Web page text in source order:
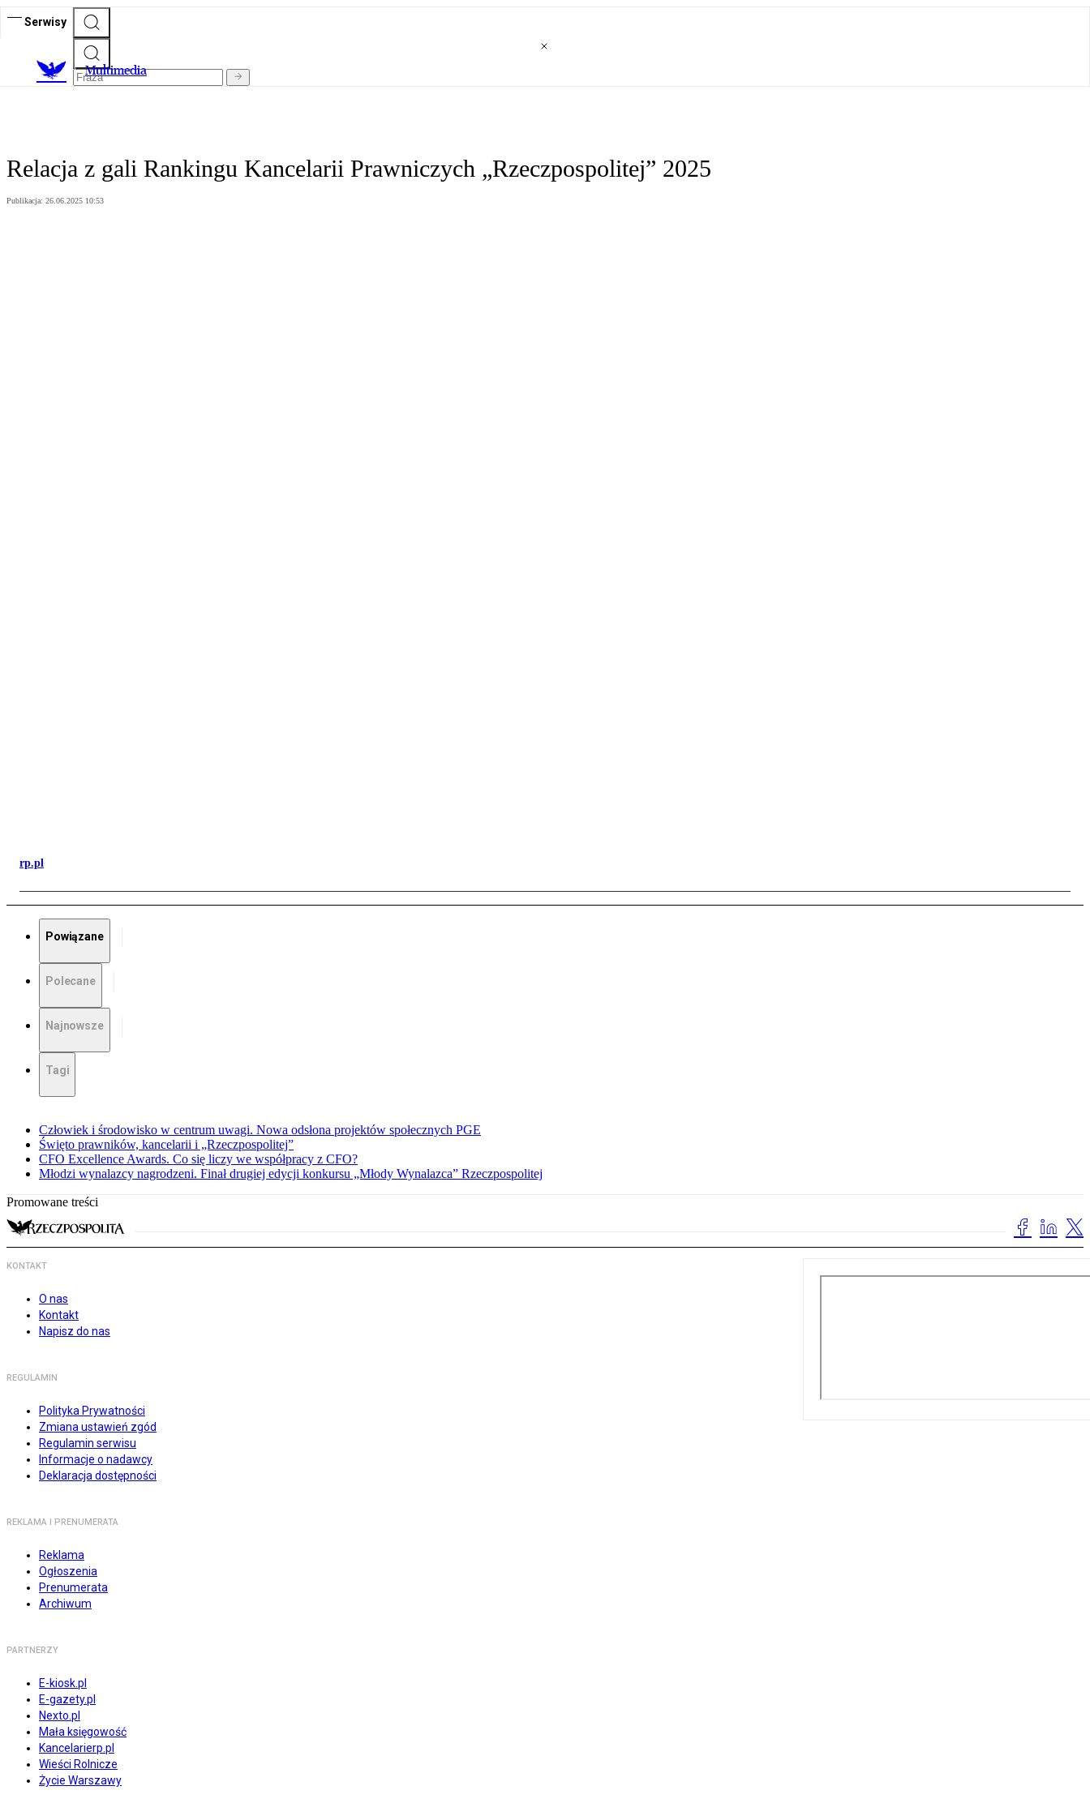
Serwisy
Multimedia
Relacja z gali Rankingu Kancelarii Prawniczych „Rzeczpospolitej” 2025
Publikacja: 26.06.2025 10:53
rp.pl
Powiązane
Polecane
Najnowsze
Tagi
Człowiek i środowisko w centrum uwagi. Nowa odsłona projektów społecznych PGE
Święto prawników, kancelarii i „Rzeczpospolitej”
CFO Excellence Awards. Co się liczy we współpracy z CFO?
Młodzi wynalazcy nagrodzeni. Finał drugiej edycji konkursu „Młody Wynalazca” Rzeczpospolitej
Promowane treści
KONTAKT
O nas
Kontakt
Napisz do nas
REGULAMIN
Polityka Prywatności
Zmiana ustawień zgód
Regulamin serwisu
Informacje o nadawcy
Deklaracja dostępności
REKLAMA I PRENUMERATA
Reklama
Ogłoszenia
Prenumerata
Archiwum
PARTNERZY
E-kiosk.pl
E-gazety.pl
Nexto.pl
Mała księgowość
Kancelarierp.pl
Wieści Rolnicze
Życie Warszawy